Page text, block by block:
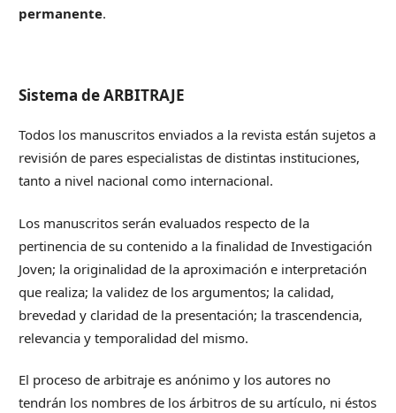
permanente.
Sistema de ARBITRAJE
Todos los manuscritos enviados a la revista están sujetos a
revisión de pares especialistas de distintas instituciones,
tanto a nivel nacional como internacional.
Los manuscritos serán evaluados respecto de la
pertinencia de su contenido a la finalidad de Investigación
Joven; la originalidad de la aproximación e interpretación
que realiza; la validez de los argumentos; la calidad,
brevedad y claridad de la presentación; la trascendencia,
relevancia y temporalidad del mismo.
El proceso de arbitraje es anónimo y los autores no
tendrán los nombres de los árbitros de su artículo, ni éstos